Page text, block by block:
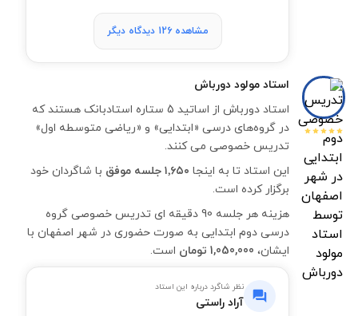
مشاهده 126 دیدگاه دیگر
استاد مولود دورباش
استاد دورباش از اساتید 5 ستاره استادبانک هستند که
در گروه‌های درسی «ابتدایی» و «ریاضی متوسطه اول»
تدریس خصوصی می کنند.
این استاد تا به اینجا ۱٬۶۵۰ جلسه موفق
با شاگردان خود
برگزار کرده است.
هزینه هر جلسه 90 دقیقه ای تدریس خصوصی گروه
درسی دوم ابتدایی به صورت حضوری در شهر اصفهان با
ایشان، 1,050,000 تومان است.
نظر شاگرد درباره این استاد
آراد راستی